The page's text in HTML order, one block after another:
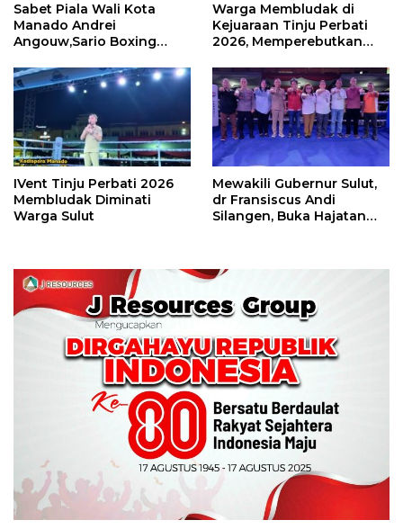
Sabet Piala Wali Kota
Manado Andrei
Angouw,Sario Boxing
Perbati 2026
Warga Membludak di
Kejuaraan Tinju Perbati
2026, Memperebutkan
IVent Tinju Perbati 2026
Membludak Diminati
Warga Sulut
Mewakili Gubernur Sulut,
dr Fransiscus Andi
Silangen, Buka Hajatan